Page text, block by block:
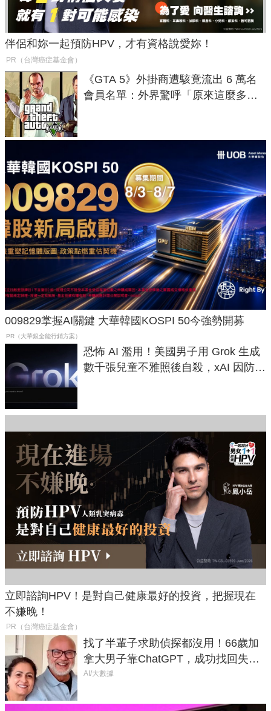
伴侶和妳一起預防HPV，才有資格說愛妳！
PR（台灣癌症基金會）
《GTA 5》外掛商遭駭竟流出 6 萬名
會員名單：外界驚呼「原來這麼多人
009829掌握AI關鍵 大華韓國KOSPI 50今強勢開募
PR（大華銀全能行銷方案）
恐怖 AI 濫用！美國男子用 Grok 生成
數千張兒童不雅照後自殺，xAI 因防護
立即諮詢HPV！是對自己健康最好的投資，把握現在
不嫌晚！
PR（台灣癌症基金會）
找了半輩子求助偵探都沒用！66歲加
拿大男子靠ChatGPT，成功找回失散
50年家人
AI/大數據